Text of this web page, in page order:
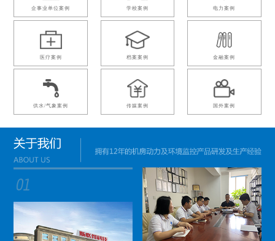
企事业单位案例 学校案例 电力案例
医疗案例 档案案例 金融案例
供水/气象案例 传媒案例 国外案例